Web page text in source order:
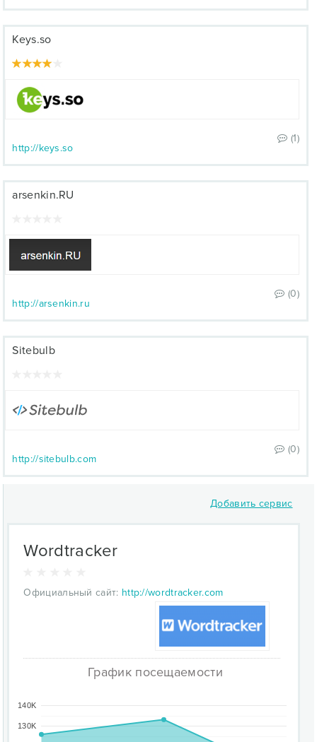
Keys.so
(1)
http://keys.so
arsenkin.RU
(0)
http://arsenkin.ru
Sitebulb
(0)
http://sitebulb.com
Добавить сервис
Wordtracker
Официальный сайт: http://wordtracker.com
График посещаемости
130K
140K